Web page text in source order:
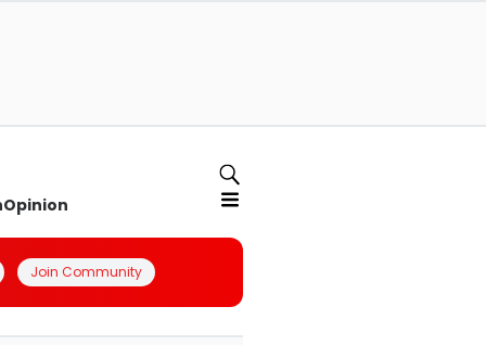
Opinion
Join Community